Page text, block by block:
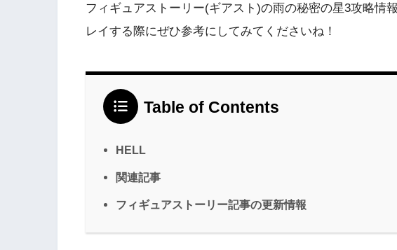
フィギュアストーリー(ギアスト)の雨の秘密の星3攻略情
レイする際にぜひ参考にしてみてくださいね！
Table of Contents
HELL
関連記事
フィギュアストーリー記事の更新情報